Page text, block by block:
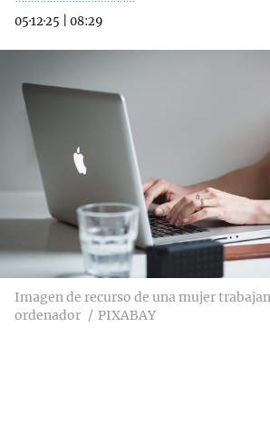
05·12·25
08:29
Imagen de recurso de una mujer
ordenador
PIXABAY